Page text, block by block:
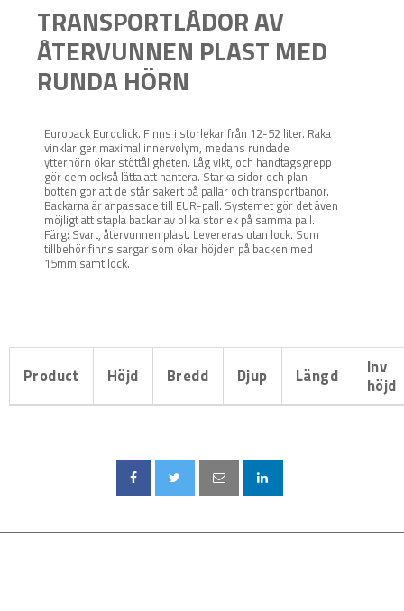
TRANSPORTLÅDOR AV
ÅTERVUNNEN PLAST MED
RUNDA HÖRN
Euroback Euroclick. Finns i storlekar från 12-52 liter. Raka
vinklar ger maximal innervolym, medans rundade
ytterhörn ökar stöttåligheten. Låg vikt, och handtagsgrepp
gör dem också lätta att hantera. Starka sidor och plan
botten gör att de står säkert på pallar och transportbanor.
Backarna är anpassade till EUR-pall. Systemet gör det även
möjligt att stapla backar av olika storlek på samma pall.
Färg: Svart, återvunnen plast. Levereras utan lock. Som
tillbehör finns sargar som ökar höjden på backen med
15mm samt lock.
Product Höjd Bredd Djup Längd
Inv
höjd